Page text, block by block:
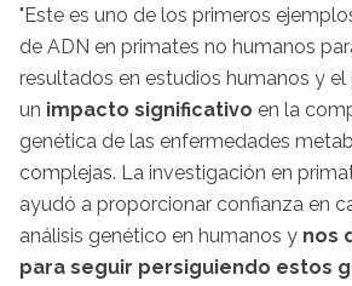
"Este es uno de los primeros
de ADN en primates no humanos
resultados en estudios humanos y
un impacto significativo en la
genética de las enfermedades
complejas. La investigación en
ayudó a proporcionar confianza en
análisis genético en humanos y nos
para seguir persiguiendo estos